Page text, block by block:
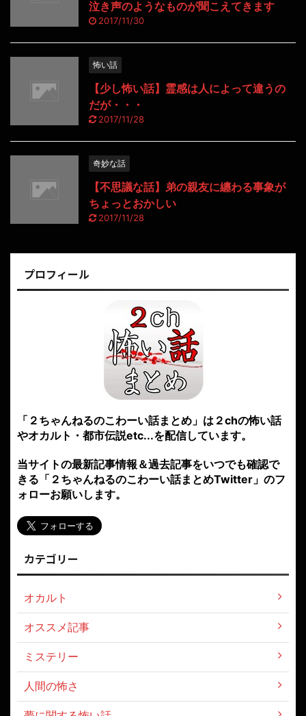
泣き声のようなものが聞こえてきます
2017/11/30
怖い話
【少し怖い話】霊感は人によって違うの
だが・・・
2017/11/28
奇妙な話
【不思議な話】弟の親友に纏わる事象が
ちょっとおかしい
2017/11/28
プロフィール
「２ちゃんねるのこわーい話まとめ」は２chの怖い話
やオカルト・都市伝説etc...を配信しています。
当サイトの最新記事情報＆過去記事をいつでも確認で
きる「２ちゃんねるのこわーい話まとめTwitter」のフ
ォローお願いします。
カテゴリー
オカルト
オススメ記事
ミステリー
人間の怖さ